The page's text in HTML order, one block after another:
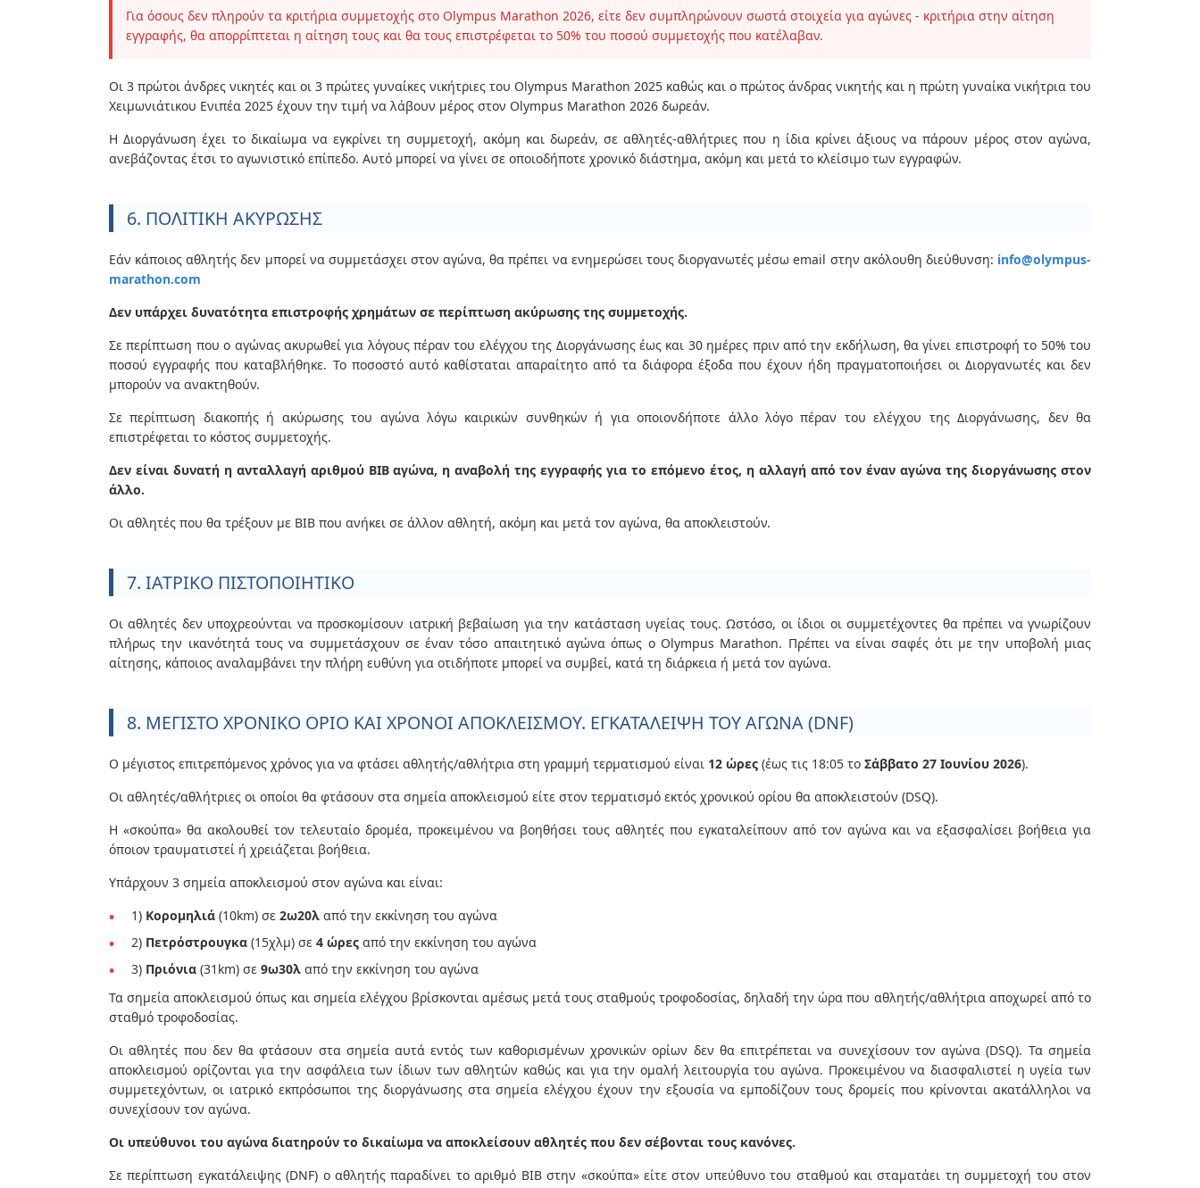
Για όσους δεν πληρούν τα κριτήρια συμμετοχής στο Olympus Marathon 2026, είτε δεν συμπληρώνουν σωστά στοιχεία για αγώνες - κριτήρια στην αίτηση
εγγραφής, θα απορρίπτεται η αίτηση τους και θα τους επιστρέφεται το 50% του ποσού συμμετοχής που κατέλαβαν.
Οι 3 πρώτοι άνδρες νικητές και οι 3 πρώτες γυναίκες νικήτριες του Olympus Marathon 2025 καθώς και ο πρώτος άνδρας νικητής και η πρώτη γυναίκα νικήτρια του
Χειμωνιάτικου Ενιπέα 2025 έχουν την τιμή να λάβουν μέρος στον Olympus Marathon 2026 δωρεάν.
Η Διοργάνωση έχει το δικαίωμα να εγκρίνει τη συμμετοχή, ακόμη και δωρεάν, σε αθλητές-αθλήτριες που η ίδια κρίνει άξιους να πάρουν μέρος στον αγώνα,
ανεβάζοντας έτσι το αγωνιστικό επίπεδο. Αυτό μπορεί να γίνει σε οποιοδήποτε χρονικό διάστημα, ακόμη και μετά το κλείσιμο των εγγραφών.
6. ΠΟΛΙΤΙΚΗ ΑΚΥΡΩΣΗΣ
Εάν κάποιος αθλητής δεν μπορεί να συμμετάσχει στον αγώνα, θα πρέπει να ενημερώσει τους διοργανωτές μέσω email στην ακόλουθη διεύθυνση: info@olympus-
marathon.com
Δεν υπάρχει δυνατότητα επιστροφής χρημάτων σε περίπτωση ακύρωσης της συμμετοχής.
Σε περίπτωση που ο αγώνας ακυρωθεί για λόγους πέραν του ελέγχου της Διοργάνωσης έως και 30 ημέρες πριν από την εκδήλωση, θα γίνει επιστροφή το 50% του
ποσού εγγραφής που καταβλήθηκε. Το ποσοστό αυτό καθίσταται απαραίτητο από τα διάφορα έξοδα που έχουν ήδη πραγματοποιήσει οι Διοργανωτές και δεν
μπορούν να ανακτηθούν.
Σε περίπτωση διακοπής ή ακύρωσης του αγώνα λόγω καιρικών συνθηκών ή για οποιονδήποτε άλλο λόγο πέραν του ελέγχου της Διοργάνωσης, δεν θα
επιστρέφεται το κόστος συμμετοχής.
Δεν είναι δυνατή η ανταλλαγή αριθμού BIB αγώνα, η αναβολή της εγγραφής για το επόμενο έτος, η αλλαγή από τον έναν αγώνα της διοργάνωσης στον
άλλο.
Οι αθλητές που θα τρέξουν με BIB που ανήκει σε άλλον αθλητή, ακόμη και μετά τον αγώνα, θα αποκλειστούν.
7. ΙΑΤΡΙΚΟ ΠΙΣΤΟΠΟΙΗΤΙΚΟ
Οι αθλητές δεν υποχρεούνται να προσκομίσουν ιατρική βεβαίωση για την κατάσταση υγείας τους. Ωστόσο, οι ίδιοι οι συμμετέχοντες θα πρέπει να γνωρίζουν
πλήρως την ικανότητά τους να συμμετάσχουν σε έναν τόσο απαιτητικό αγώνα όπως ο Olympus Marathon. Πρέπει να είναι σαφές ότι με την υποβολή μιας
αίτησης, κάποιος αναλαμβάνει την πλήρη ευθύνη για οτιδήποτε μπορεί να συμβεί, κατά τη διάρκεια ή μετά τον αγώνα.
8. ΜΕΓΙΣΤΟ ΧΡΟΝΙΚΟ ΟΡΙΟ ΚΑΙ ΧΡΟΝΟΙ ΑΠΟΚΛΕΙΣΜΟΥ. ΕΓΚΑΤΑΛΕΙΨΗ ΤΟΥ ΑΓΩΝΑ (DNF)
Ο μέγιστος επιτρεπόμενος χρόνος για να φτάσει αθλητής/αθλήτρια στη γραμμή τερματισμού είναι 12 ώρες (έως τις 18:05 το Σάββατο 27 Ιουνίου 2026).
Οι αθλητές/αθλήτριες οι οποίοι θα φτάσουν στα σημεία αποκλεισμού είτε στον τερματισμό εκτός χρονικού ορίου θα αποκλειστούν (DSQ).
Η «σκούπα» θα ακολουθεί τον τελευταίο δρομέα, προκειμένου να βοηθήσει τους αθλητές που εγκαταλείπουν από τον αγώνα και να εξασφαλίσει βοήθεια για
όποιον τραυματιστεί ή χρειάζεται βοήθεια.
Υπάρχουν 3 σημεία αποκλεισμού στον αγώνα και είναι:
1) Κορομηλιά (10km) σε 2ω20λ από την εκκίνηση του αγώνα
2) Πετρόστρουγκα (15χλμ) σε 4 ώρες από την εκκίνηση του αγώνα
3) Πριόνια (31km) σε 9ω30λ από την εκκίνηση του αγώνα
Τα σημεία αποκλεισμού όπως και σημεία ελέγχου βρίσκονται αμέσως μετά τους σταθμούς τροφοδοσίας, δηλαδή την ώρα που αθλητής/αθλήτρια αποχωρεί από το
σταθμό τροφοδοσίας.
Οι αθλητές που δεν θα φτάσουν στα σημεία αυτά εντός των καθορισμένων χρονικών ορίων δεν θα επιτρέπεται να συνεχίσουν τον αγώνα (DSQ). Τα σημεία
αποκλεισμού ορίζονται για την ασφάλεια των ίδιων των αθλητών καθώς και για την ομαλή λειτουργία του αγώνα. Προκειμένου να διασφαλιστεί η υγεία των
συμμετεχόντων, οι ιατρικό εκπρόσωποι της διοργάνωσης στα σημεία ελέγχου έχουν την εξουσία να εμποδίζουν τους δρομείς που κρίνονται ακατάλληλοι να
συνεχίσουν τον αγώνα.
Οι υπεύθυνοι του αγώνα διατηρούν το δικαίωμα να αποκλείσουν αθλητές που δεν σέβονται τους κανόνες.
Σε περίπτωση εγκατάλειψης (DNF) ο αθλητής παραδίνει το αριθμό ΒΙΒ στην «σκούπα» είτε στον υπεύθυνο του σταθμού και σταματάει τη συμμετοχή του στον